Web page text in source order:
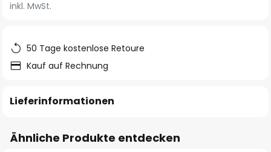
springen
inkl. MwSt.
50 Tage kostenlose Retoure
Kauf auf Rechnung
Lieferinformationen
Ähnliche Produkte entdecken